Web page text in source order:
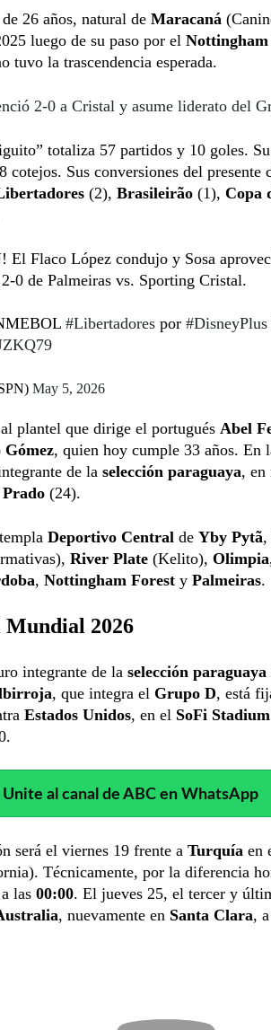
26 años, natural de Maracaná
luego de su paso por el
tuvo la trascendencia esperada.
2-0 a Cristal y asume liderato del
totaliza 57 partidos y 10 goles.
cotejos. Sus conversiones del presente
(2), Brasileirão (1), Copa
Flaco López condujo y Sosa
0 de Palmeiras vs. Sporting Cristal.
#Libertadores por #DisneyPlus
May 5, 2026
plantel que dirige el portugués Abel
Gómez, quien hoy cumple 33 años. En
de la selección paraguaya, en
(24).
Deportivo Central de Yby Pytã,
River Plate (Kelito), Olimpia,
, Nottingham Forest y Palmeiras.
Mundial 2026
integrante de la selección paraguaya
, que integra el Grupo D, está
Estados Unidos, en el SoFi Stadium
Unite al canal de ABC en WhatsApp
será el viernes 19 frente a Turquía en
Técnicamente, por la diferencia
las 00:00. El jueves 25, el tercer y
, nuevamente en Santa Clara,